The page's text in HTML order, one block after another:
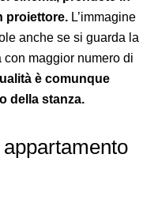
proiettore. L’immagine
anche se si guarda la
maggior numero di
è comunque
della stanza.